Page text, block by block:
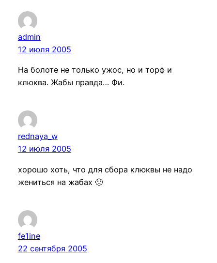
admin
12 июля 2005
На болоте не только ужос, но и торф и
клюква. Жабы правда… Фи.
rednaya_w
12 июля 2005
хорошо хоть, что для сбора клюквы не надо
жениться на жабах 🙂
fe1ine
22 сентября 2005